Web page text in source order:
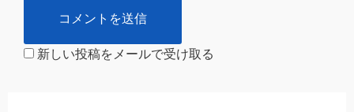
新しい投稿をメールで受け取る